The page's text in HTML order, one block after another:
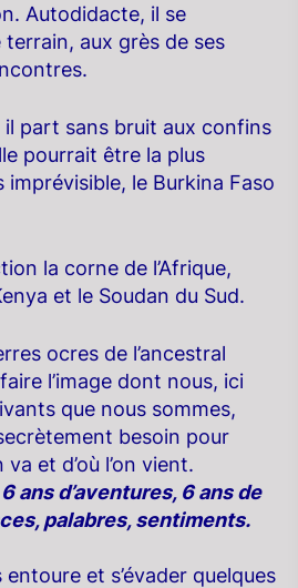
Autodidacte, il se
aux grès de ses
il part sans bruit aux confins
pourrait être la plus
imprévisible, le Burkina Faso
la corne de l’Afrique,
et le Soudan du Sud.
ocres de l’ancestral
l’image dont nous, ici
que nous sommes,
besoin pour
et d’où l’on vient.
ans d’aventures, 6 ans de
palabres, sentiments.
et s’évader quelques